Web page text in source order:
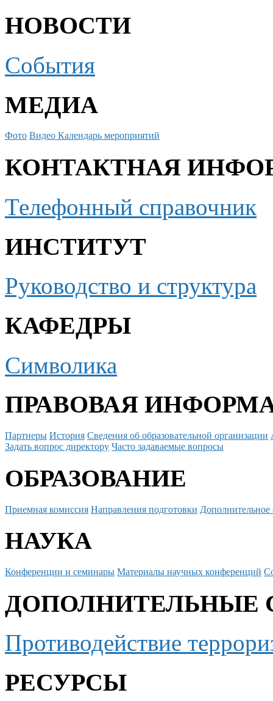
НОВОСТИ
События
МЕДИА
Фото Видео Календарь мероприятий
КОНТАКТНАЯ
Телефонный справочник
ИНСТИТУТ
Руководство и структура
КАФЕДРЫ
Символика
ПРАВОВАЯ
Партнеры История Сведения об образовательной организации
Задать вопрос директору Часто задаваемые вопросы
ОБРАЗОВАНИЕ
Приемная комиссия Направления подготовки Дополнительное
НАУКА
Конференции и семинары Материалы научных конференций
ДОПОЛНИТЕЛЬНЫЕ
Противодействие
РЕСУРСЫ